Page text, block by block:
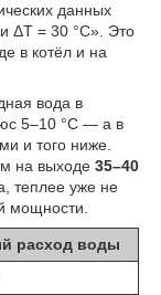
данных
ΔT = 30 °C». Это
в котёл и на
вода в
5–10 °C — а в
и того ниже.
на выходе 35–40
теплее уже не
мощности.
расход воды